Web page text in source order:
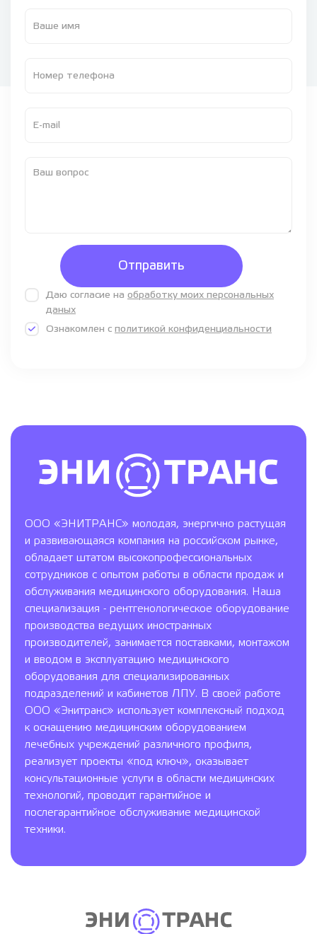
Отправить
Даю согласие на обработку моих персональных
даных
Ознакомлен с политикой конфиденциальности
ООО «ЭНИТРАНС» молодая, энергично растущая
и развивающаяся компания на российском рынке,
обладает штатом высокопрофессиональных
сотрудников с опытом работы в области продаж и
обслуживания медицинского оборудования. Наша
специализация - рентгенологическое оборудование
производства ведущих иностранных
производителей, занимается поставками, монтажом
и вводом в эксплуатацию медицинского
оборудования для специализированных
подразделений и кабинетов ЛПУ. В своей работе
ООО «Энитранс» использует комплексный подход
к оснащению медицинским оборудованием
лечебных учреждений различного профиля,
реализует проекты «под ключ», оказывает
консультационные услуги в области медицинских
технологий, проводит гарантийное и
послегарантийное обслуживание медицинской
техники.